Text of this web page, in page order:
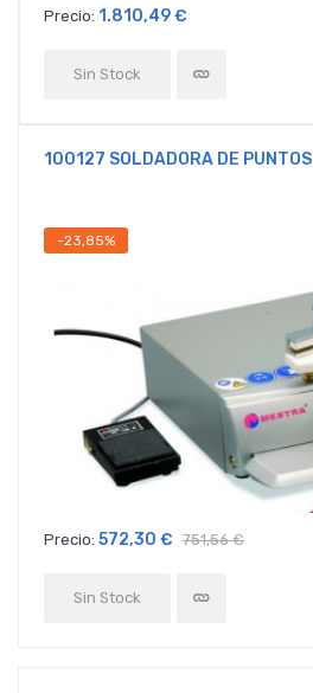
Precio: 1.810,49 €
Sin Stock
100127 SOLDADORA DE PUNTOS
-23,85%
Precio: 572,30 € 751,56 €
Sin Stock